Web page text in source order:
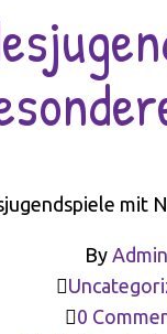
By Admin
0